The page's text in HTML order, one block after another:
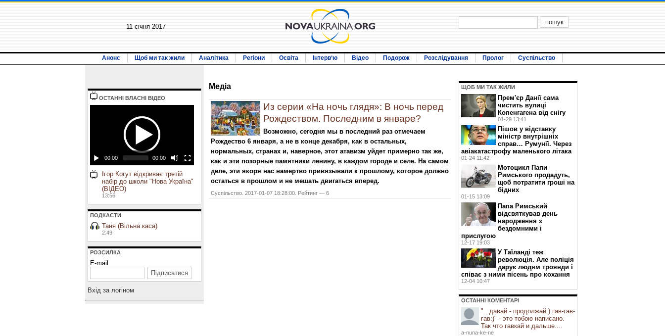
11 січня 2017
Анонс Щоб ми так жили Аналітика Регіони Освіта Інтерв‘ю Відео Подорож Розслідування Пролог Суспільство
ОСТАННI ВЛАСНI ВIДЕО
00:00 00:00
Ігор Когут відкриває третій
набір до школи "Нова Україна"
(ВІДЕО)
13:56
ПОДКАСТИ
Таня (Вільна каса)
2:49
РОЗСИЛКА
E-mail
Вхiд за логiном
Медiа
Из серии «На ночь глядя»: В ночь перед
Рождеством. Последним в январе?
Возможно, сегодня мы в последний раз отмечаем
Рождество 6 января, а не в конце декабря, как в остальных,
нормальных, странах и, наверное, этот атавизм уйдет примерно так же,
как и эти позорные памятники ленину, в каждом городе и селе. На самом
деле, эти якоря нас намертво привязывали к прошлому, которое должно
остаться в прошлом и не мешать двигаться вперед.
Суспільство. 2017-01-07 18:28:00. Рейтинг — 6
ЩОБ МИ ТАК ЖИЛИ
Прем'єр Данії сама
чистить вулиці
Копенгагена від снігу
01-29 13:41
Пішов у відставку
міністр внутрішніх
справ… Румунії. Через
авіакатастрофу маленького літака
01-24 11:42
Мотоцикл Папи
Римського продадуть,
щоб потратити гроші на
бідних
01-15 13:09
Папа Римський
відсвяткував день
народження з
бездомними і
прислугою
12-17 19:03
У Таїланді теж
революція. Але поліція
дарує людям троянди і
співає з ними пісень про кохання
12-04 10:47
ОСТАННI КОМЕНТАРI
"...давай - продолжай:) гав-гав-
гав:)" - это тобою написано.
Так что гавкай и дальше....
a-nuna-ke-ne